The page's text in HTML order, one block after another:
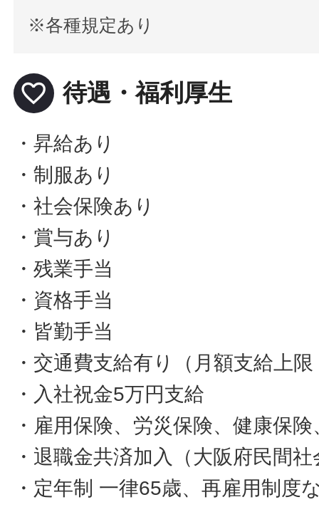
※各種規定あり
favorite_border 待遇・福利厚生
・昇給あり
・制服あり
・社会保険あり
・賞与あり
・残業手当
・資格手当
・皆勤手当
・交通費支給有り（月額支給上
・入社祝金5万円支給
・雇用保険、労災保険、健康保
・退職金共済加入（大阪府民間
・定年制 一律65歳、再雇用制度